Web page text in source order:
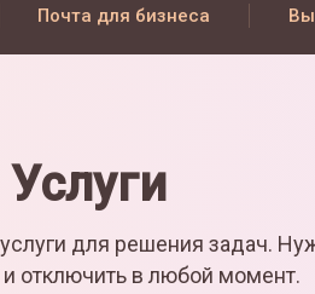
Почта для бизнеса
Услуги
для решения задач.
отключить в любой момент.